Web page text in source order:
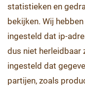
statistieken en
bekijken. Wij
ingesteld dat ip-
dus niet herleidbaar
ingesteld dat
partijen, zoals